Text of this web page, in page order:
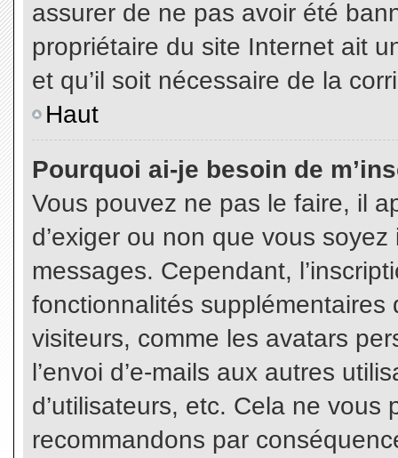
assurer de ne pas avoir été
propriétaire du site Internet ait
et qu’il soit nécessaire de la
Haut
Pourquoi ai-je besoin de
Vous pouvez ne pas le faire, il
d’exiger ou non que vous
messages. Cependant,
fonctionnalités
visiteurs, comme les avatars
l’envoi d’e-mails aux autres
d’utilisateurs, etc. Cela ne vous
recommandons par